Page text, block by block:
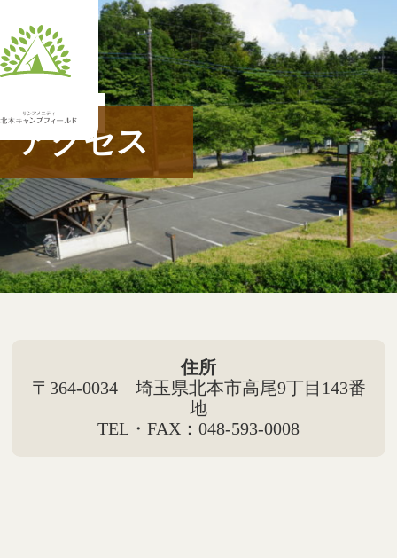
JA
アクセス
住所
〒364-0034 埼玉県北本市高尾9丁目143番
地
TEL・FAX：048-593-0008